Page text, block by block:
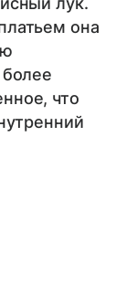
она
что